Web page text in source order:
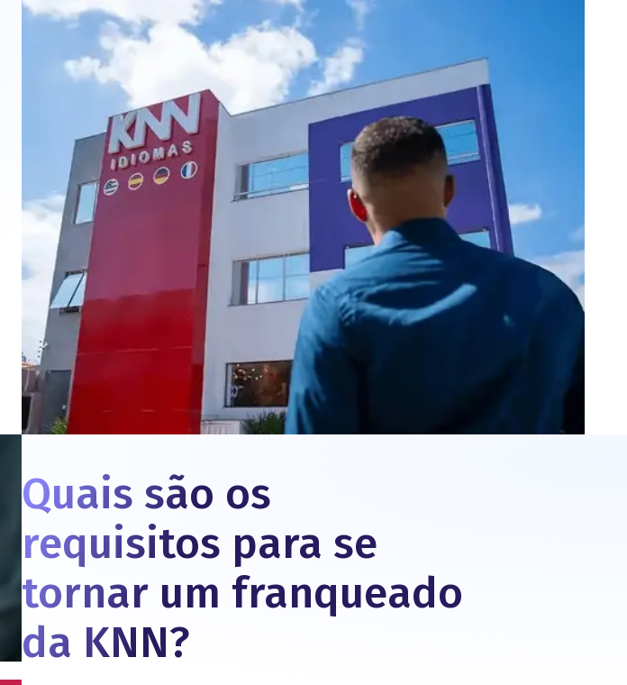
Quais são os
requisitos para se
tornar um franqueado
da KNN?